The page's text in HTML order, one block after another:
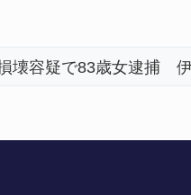
壊容疑で83歳女逮捕